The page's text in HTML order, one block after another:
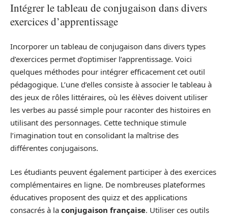
Intégrer le tableau de conjugaison dans divers
exercices d’apprentissage
Incorporer un tableau de conjugaison dans divers types
d’exercices permet d’optimiser l’apprentissage. Voici
quelques méthodes pour intégrer efficacement cet outil
pédagogique. L’une d’elles consiste à associer le tableau à
des jeux de rôles littéraires, où les élèves doivent utiliser
les verbes au passé simple pour raconter des histoires en
utilisant des personnages. Cette technique stimule
l’imagination tout en consolidant la maîtrise des
différentes conjugaisons.
Les étudiants peuvent également participer à des exercices
complémentaires en ligne. De nombreuses plateformes
éducatives proposent des quizz et des applications
consacrés à la conjugaison française. Utiliser ces outils